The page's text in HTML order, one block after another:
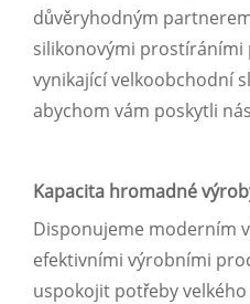
důvěryhodným
silikonovými prostíráními
vynikající velkoobchodní
abychom vám poskytli
Kapacita hromadné
Disponujeme moderním
efektivními výrobními
uspokojit potřeby